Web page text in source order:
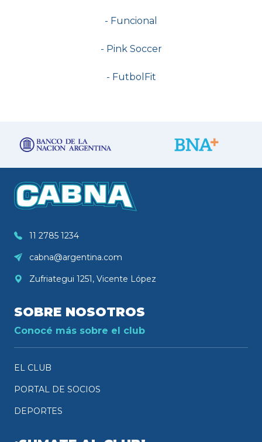
- Funcional
- Pink Soccer
- FutbolFit
11 2785 1234
cabna@argentina.com
Zufriategui 1251, Vicente López
SOBRE NOSOTROS
Conocé más sobre el club
EL CLUB
PORTAL DE SOCIOS
DEPORTES